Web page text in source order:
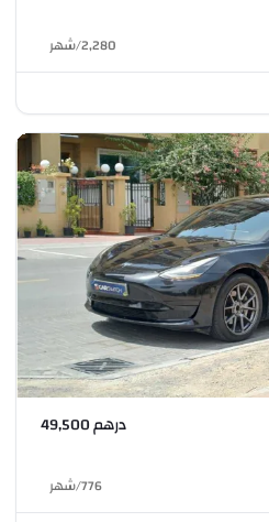
2,280
/شهر
درهم 49,500
776
/شهر